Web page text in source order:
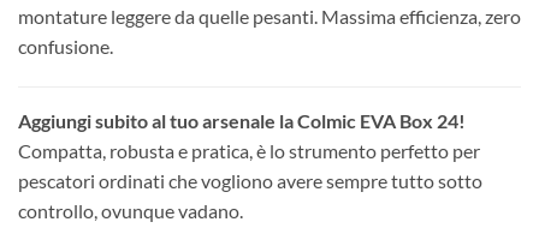
montature leggere da quelle pesanti. Massima efficienza, zero
confusione.
Aggiungi subito al tuo arsenale la Colmic EVA Box 24!
Compatta, robusta e pratica, è lo strumento perfetto per
pescatori ordinati che vogliono avere sempre tutto sotto
controllo, ovunque vadano.